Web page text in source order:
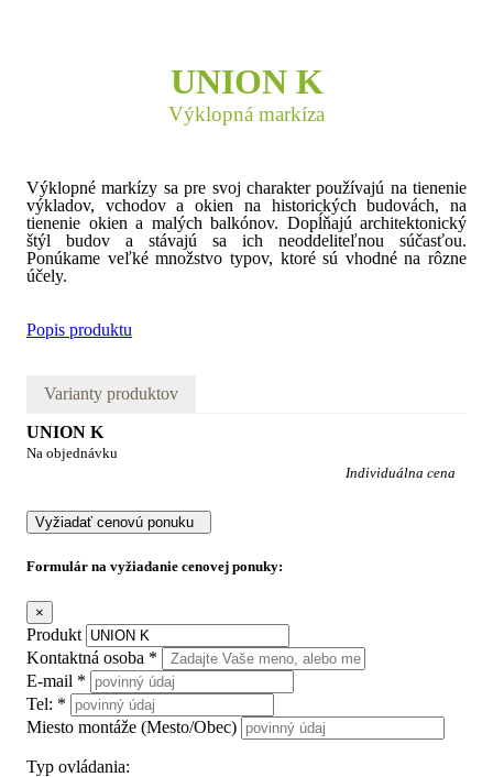
UNION K
Výklopná markíza
Výklopné markízy sa pre svoj charakter používajú na tienenie
výkladov, vchodov a okien na historických budovách, na
tienenie okien a malých balkónov. Dopĺňajú architektonický
štýl budov a stávajú sa ich neoddeliteľnou súčasťou.
Ponúkame veľké množstvo typov, ktoré sú vhodné na rôzne
účely.
Popis produktu
Varianty produktov
UNION K
Na objednávku
Individuálna cena
Vyžiadať cenovú ponuku
Formulár na vyžiadanie cenovej ponuky:
×
Produkt
Kontaktná osoba *
E-mail *
Tel: *
Miesto montáže (Mesto/Obec)
Typ ovládania: